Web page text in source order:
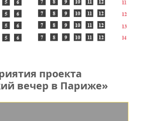
проекта
вечер в Париже»